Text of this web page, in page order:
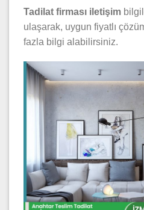
Tadilat firması iletişim
ulaşarak, uygun fiyatlı
fazla bilgi alabilirsiniz.